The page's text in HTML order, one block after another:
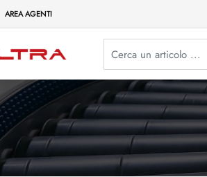
AREA AGENTI